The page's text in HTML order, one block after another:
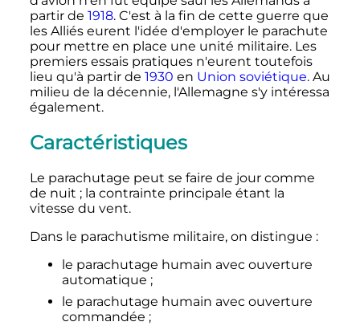
partir de 1918. C'est à la fin de cette guerre que
les Alliés eurent l'idée d'employer le parachute
pour mettre en place une unité militaire. Les
premiers essais pratiques n'eurent toutefois
lieu qu'à partir de 1930 en Union soviétique. Au
milieu de la décennie, l'Allemagne s'y intéressa
également.
Caractéristiques
Le parachutage peut se faire de jour comme
de nuit ; la contrainte principale étant la
vitesse du vent.
Dans le parachutisme militaire, on distingue :
le parachutage humain avec ouverture
automatique ;
le parachutage humain avec ouverture
commandée ;